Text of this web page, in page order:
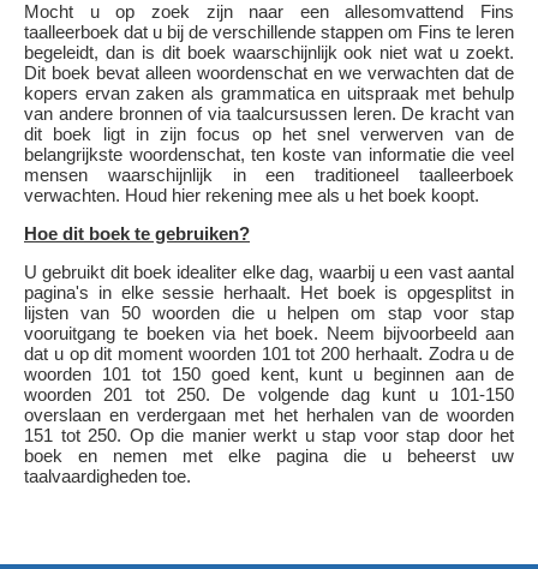
Mocht u op zoek zijn naar een allesomvattend Fins
taalleerboek dat u bij de verschillende stappen om Fins te leren
begeleidt, dan is dit boek waarschijnlijk ook niet wat u zoekt.
Dit boek bevat alleen woordenschat en we verwachten dat de
kopers ervan zaken als grammatica en uitspraak met behulp
van andere bronnen of via taalcursussen leren. De kracht van
dit boek ligt in zijn focus op het snel verwerven van de
belangrijkste woordenschat, ten koste van informatie die veel
mensen waarschijnlijk in een traditioneel taalleerboek
verwachten. Houd hier rekening mee als u het boek koopt.
Hoe dit boek te gebruiken?
U gebruikt dit boek idealiter elke dag, waarbij u een vast aantal
pagina's in elke sessie herhaalt. Het boek is opgesplitst in
lijsten van 50 woorden die u helpen om stap voor stap
vooruitgang te boeken via het boek. Neem bijvoorbeeld aan
dat u op dit moment woorden 101 tot 200 herhaalt. Zodra u de
woorden 101 tot 150 goed kent, kunt u beginnen aan de
woorden 201 tot 250. De volgende dag kunt u 101-150
overslaan en verdergaan met het herhalen van de woorden
151 tot 250. Op die manier werkt u stap voor stap door het
boek en nemen met elke pagina die u beheerst uw
taalvaardigheden toe.